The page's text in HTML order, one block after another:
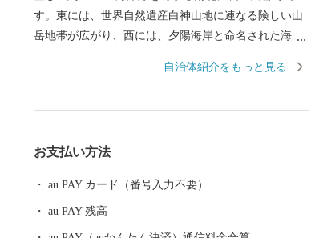
す。東には、世界自然遺産白神山地に連なる険しい山
岳地帯が広がり、西には、夕陽海岸と命名された海岸
然本マグロ、ふかうら雪人参などの農水産物や、JR五
都などからの文化導入の表玄関として発展した歴史が
の歴史と大自然を大切しながら、豊かで魅力あるまち
自治体紹介をもっと見る
お支払い方法
au PAY カード（番号入力不要）
au PAY 残高